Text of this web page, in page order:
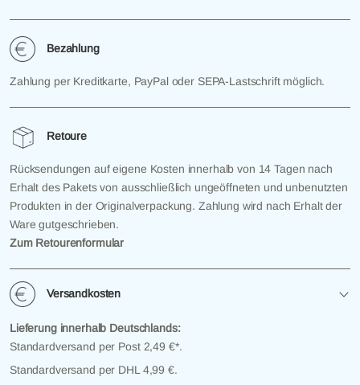
Bezahlung
Zahlung per Kreditkarte, PayPal oder SEPA-Lastschrift möglich.
Retoure
Rücksendungen auf eigene Kosten innerhalb von 14 Tagen nach
Erhalt des Pakets von ausschließlich ungeöffneten und unbenutzten
Produkten in der Originalverpackung. Zahlung wird nach Erhalt der
Ware gutgeschrieben.
Zum Retourenformular
Versandkosten
Lieferung innerhalb Deutschlands:
Standardversand per Post 2,49 €*.
Standardversand per DHL 4,99 €.